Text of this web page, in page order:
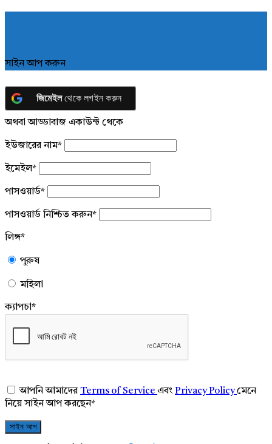
সাইন আপ করুন
জিমেইলথেকে লগইন করুন
অথবা আড্ডাবাজ একাউন্ট থেকে
ইউজারের নাম*
ইমেইল*
পাসওয়ার্ড*
পাসওয়ার্ড নিশ্চিত করুন*
লিঙ্গ*
পুরুষ
মহিলা
ক্যাপচা*
আপনি আমাদেরTerms of Service এবং Privacy Policyমেনে
নিয়ে সাইন আপ করছেন*